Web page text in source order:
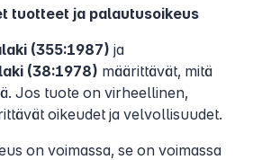
tuotteet ja palautusoikeus
(355:1987) ja
(38:1978) määrittävät, mitä
Jos tuote on virheellinen,
oikeudet ja velvollisuudet.
on voimassa, se on voimassa